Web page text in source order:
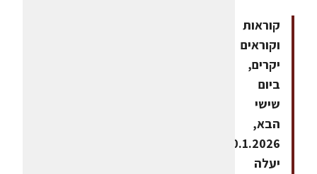
קוראות
וקוראים
יקרים,
ביום
שישי
הבא,
יעלה